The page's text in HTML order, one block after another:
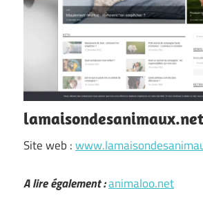
lamaisondesanimaux.net
Site web :
A lire également :animaloo.net